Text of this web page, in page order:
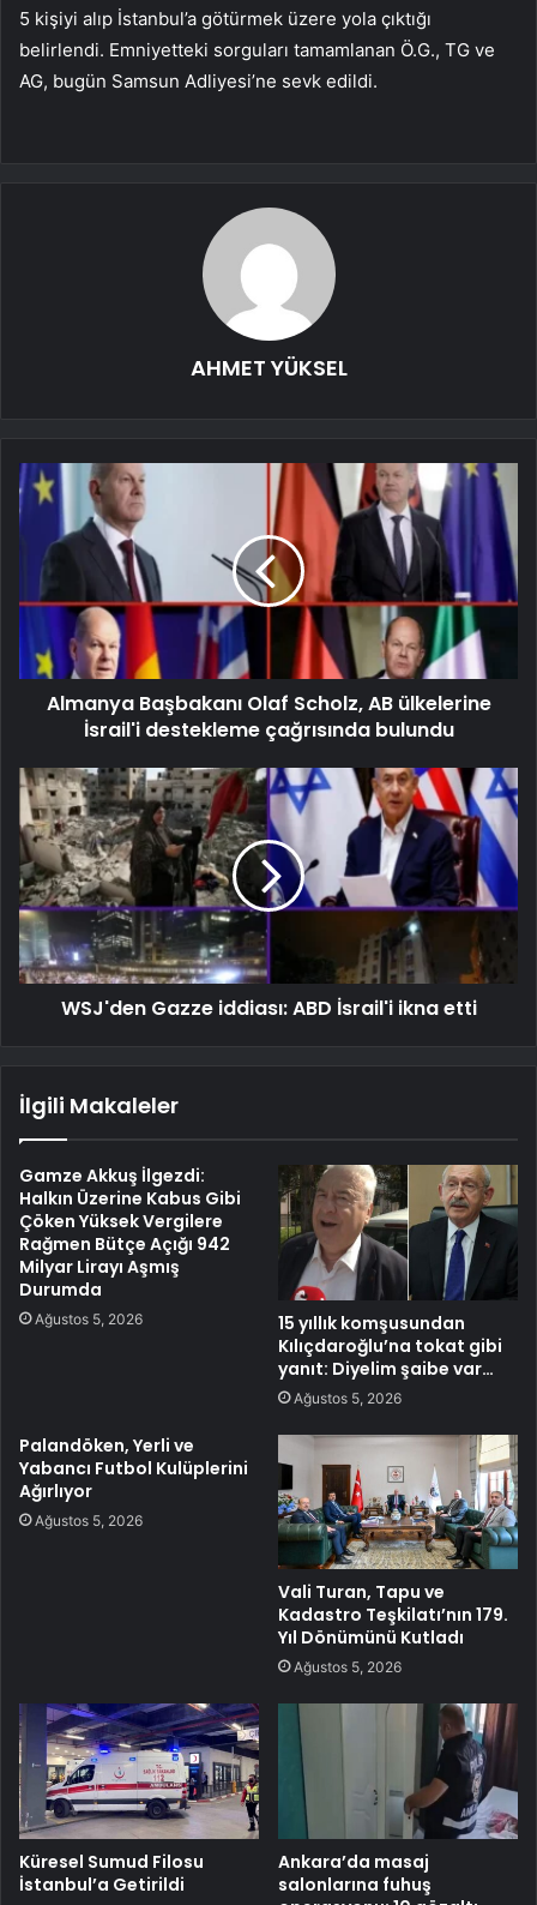
5 kişiyi alıp İstanbul’a götürmek üzere yola çıktığı
belirlendi. Emniyetteki sorguları tamamlanan Ö.G., TG ve
AG, bugün Samsun Adliyesi’ne sevk edildi.
AHMET YÜKSEL
Almanya Başbakanı Olaf Scholz, AB ülkelerine
İsrail'i destekleme çağrısında bulundu
WSJ'den Gazze iddiası: ABD İsrail'i ikna etti
İlgili Makaleler
Gamze Akkuş İlgezdi:
Halkın Üzerine Kabus Gibi
Çöken Yüksek Vergilere
Rağmen Bütçe Açığı 942
Milyar Lirayı Aşmış
Durumda
Ağustos 5, 2026
15 yıllık komşusundan
Kılıçdaroğlu’na tokat gibi
yanıt: Diyelim şaibe var…
Ağustos 5, 2026
Palandöken, Yerli ve
Yabancı Futbol Kulüplerini
Ağırlıyor
Ağustos 5, 2026
Vali Turan, Tapu ve
Kadastro Teşkilatı’nın 179.
Yıl Dönümünü Kutladı
Ağustos 5, 2026
Küresel Sumud Filosu
İstanbul’a Getirildi
Ankara’da masaj
salonlarına fuhuş